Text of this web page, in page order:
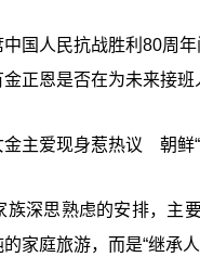
国人民抗战胜利80周
正恩是否在为未来接班
主爱现身惹热议 朝鲜
深思熟虑的安排，主
家庭旅游，而是“继承人